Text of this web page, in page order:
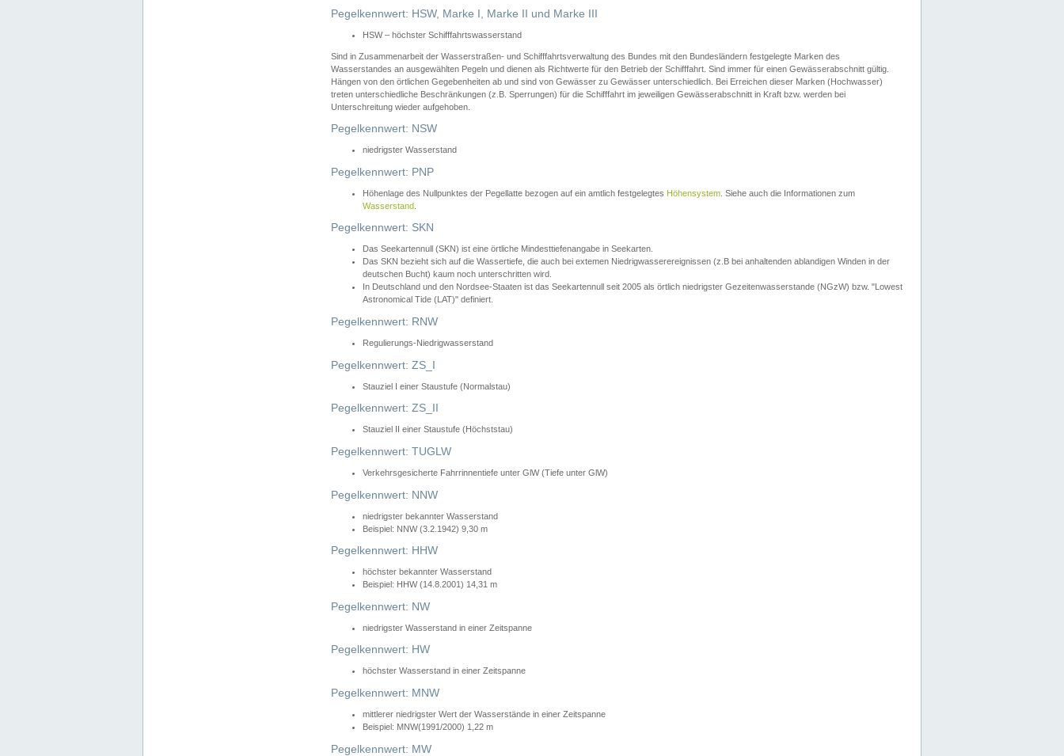
Pegelkennwert: HSW, Marke I, Marke II und Marke III
HSW – höchster Schifffahrtswasserstand
Sind in Zusammenarbeit der Wasserstraßen- und Schifffahrtsverwaltung des Bundes mit den Bundesländern festgelegte Marken des
Wasserstandes an ausgewählten Pegeln und dienen als Richtwerte für den Betrieb der Schifffahrt. Sind immer für einen Gewässerabschnitt gültig.
Hängen von den örtlichen Gegebenheiten ab und sind von Gewässer zu Gewässer unterschiedlich. Bei Erreichen dieser Marken (Hochwasser)
treten unterschiedliche Beschränkungen (z.B. Sperrungen) für die Schifffahrt im jeweiligen Gewässerabschnitt in Kraft bzw. werden bei
Unterschreitung wieder aufgehoben.
Pegelkennwert: NSW
niedrigster Wasserstand
Pegelkennwert: PNP
Höhenlage des Nullpunktes der Pegellatte bezogen auf ein amtlich festgelegtes Höhensystem . Siehe auch die Informationen zum
Wasserstand
Pegelkennwert: SKN
Das Seekartennull (SKN) ist eine örtliche Mindesttiefenangabe in Seekarten.
Das SKN bezieht sich auf die Wassertiefe, die auch bei extemen Niedrigwasserereignissen (z.B bei anhaltenden ablandigen Winden in der
deutschen Bucht) kaum noch unterschritten wird.
In Deutschland und den Nordsee-Staaten ist das Seekartennull seit 2005 als örtlich niedrigster Gezeitenwasserstande (NGzW) bzw. "Lowest
Astronomical Tide (LAT)" definiert.
Pegelkennwert: RNW
Regulierungs-Niedrigwasserstand
Pegelkennwert: ZS_I
Stauziel I einer Staustufe (Normalstau)
Pegelkennwert: ZS_II
Stauziel II einer Staustufe (Höchststau)
Pegelkennwert: TUGLW
Verkehrsgesicherte Fahrrinnentiefe unter GlW (Tiefe unter GlW)
Pegelkennwert: NNW
niedrigster bekannter Wasserstand
Beispiel: NNW (3.2.1942) 9,30 m
Pegelkennwert: HHW
höchster bekannter Wasserstand
Beispiel: HHW (14.8.2001) 14,31 m
Pegelkennwert: NW
niedrigster Wasserstand in einer Zeitspanne
Pegelkennwert: HW
höchster Wasserstand in einer Zeitspanne
Pegelkennwert: MNW
mittlerer niedrigster Wert der Wasserstände in einer Zeitspanne
Beispiel: MNW(1991/2000) 1,22 m
Pegelkennwert: MW